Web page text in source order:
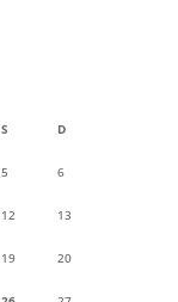
S D
5 6
12 13
19 20